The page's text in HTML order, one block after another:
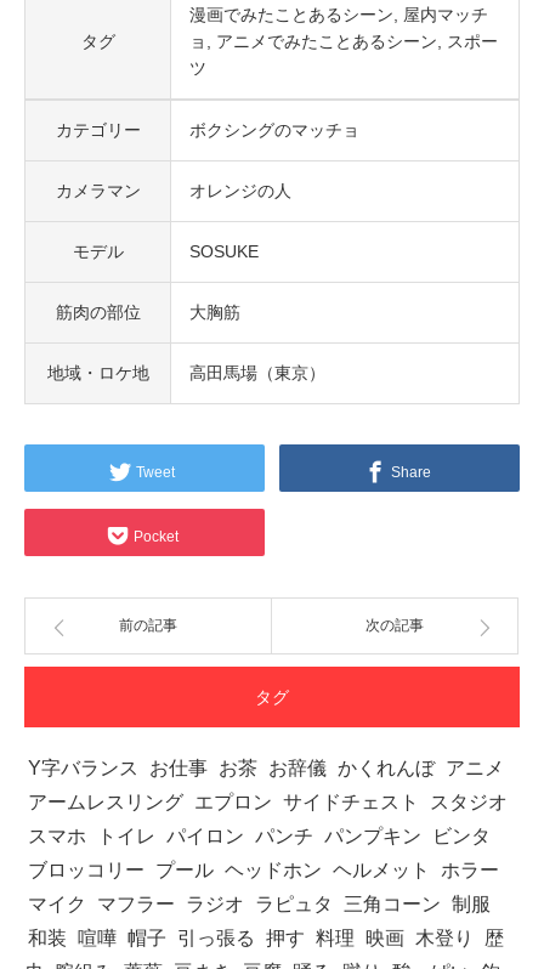
タグ
漫画でみたことあるシーン
屋内マッチ
ョ
アニメでみたことあるシーン
スポー
ツ
カテゴリー ボクシングのマッチョ
カメラマン オレンジの人
モデル SOSUKE
筋肉の部位 大胸筋
地域・ロケ地 高田馬場（東京）
Tweet Share
Pocket
前の記事 次の記事
タグ
Y字バランス お仕事 お茶 お辞儀 かくれんぼ アニメ
アームレスリング エプロン サイドチェスト
スタジオ
スマホ
トイレ パイロン パンチ パンプキン
ビンタ
ブロッコリー
プール ヘッドホン ヘルメット
ホラー
マイク
マフラー ラジオ ラピュタ 三角コーン 制服
和装
喧嘩 帽子 引っ張る 押す 料理 映画 木登り
歴